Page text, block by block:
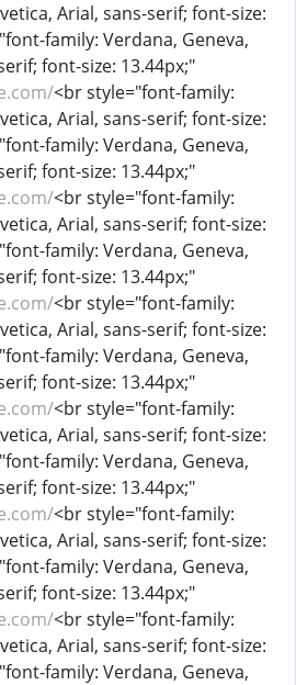
Arial, sans-serif; font-size:
family: Verdana, Geneva,
font-size: 13.44px;"
<br style="font-family:
Arial, sans-serif; font-size:
family: Verdana, Geneva,
font-size: 13.44px;"
<br style="font-family:
Arial, sans-serif; font-size:
family: Verdana, Geneva,
font-size: 13.44px;"
<br style="font-family:
Arial, sans-serif; font-size:
family: Verdana, Geneva,
font-size: 13.44px;"
<br style="font-family:
Arial, sans-serif; font-size:
family: Verdana, Geneva,
font-size: 13.44px;"
<br style="font-family:
Arial, sans-serif; font-size:
family: Verdana, Geneva,
font-size: 13.44px;"
<br style="font-family:
Arial, sans-serif; font-size:
family: Verdana, Geneva,